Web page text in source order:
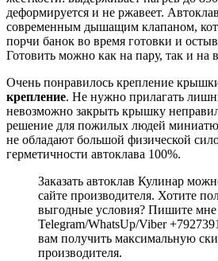
деформируется и не ржавеет.
современным дышащим клапаном,
порчи банок во время готовки и
Готовить можно как на пару, так и на
Очень понравилось крепление
крепление. Не нужно прилагать
невозможно закрыть крышку
решение для пожилых людей
не обладают большой физической
герметичности автоклава 100%.
Заказать автоклав Кулинар
сайте производителя. Хотите
выгодные условия? Пишите мне
Telegram/WhatsUp/Viber
вам получить максимальную
производителя.